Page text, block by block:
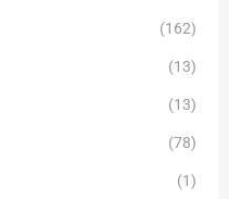
(162)
(13)
(13)
(78)
(1)